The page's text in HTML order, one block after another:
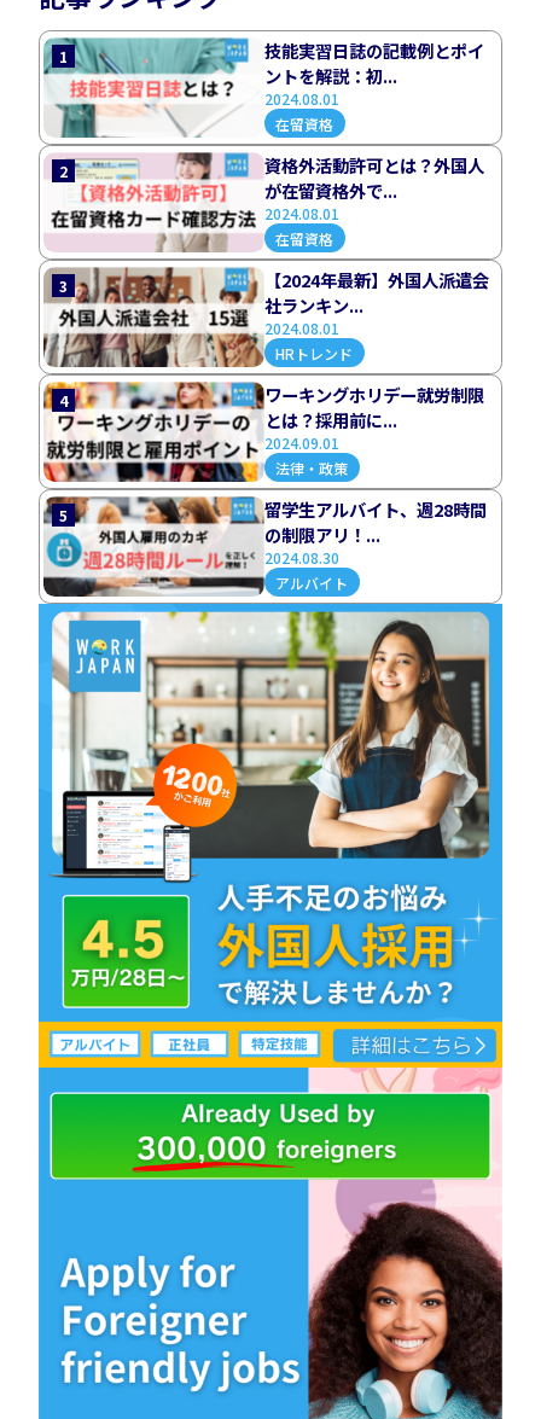
1
技能実習日誌の記載例とポイ
ントを解説：初...
2024.08.01
在留資格
2
資格外活動許可とは？外国人
が在留資格外で...
2024.08.01
在留資格
3
【2024年最新】外国人派遣会
社ランキン...
2024.08.01
HRトレンド
4
ワーキングホリデー就労制限
とは？採用前に...
2024.09.01
法律・政策
5
留学生アルバイト、週28時間
の制限アリ！...
2024.08.30
アルバイト